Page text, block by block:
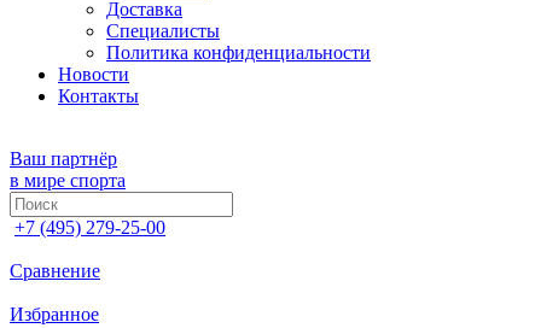
Доставка
Специалисты
Политика конфиденциальности
Новости
Контакты
Ваш партнёр
в мире спорта
+7 (495) 279-25-00
Сравнение
Избранное